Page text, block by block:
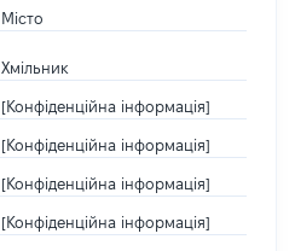
Місто
Хмільник
[Конфіденційна інформація]
[Конфіденційна інформація]
[Конфіденційна інформація]
[Конфіденційна інформація]